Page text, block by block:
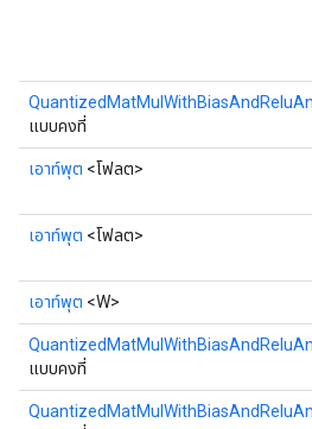
แบบคงที่
เอาท์พุต <โฟลต>
เอาท์พุต <โฟลต>
เอาท์พุต <W>
แบบคงที่